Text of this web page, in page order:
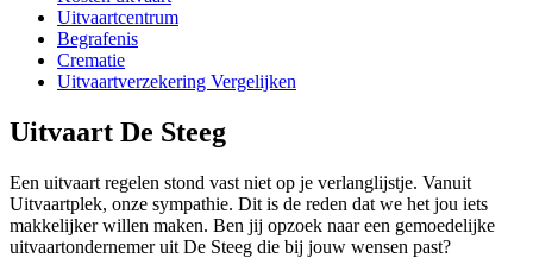
Uitvaartcentrum
Begrafenis
Crematie
Uitvaartverzekering Vergelijken
Uitvaart De Steeg
Een uitvaart regelen stond vast niet op je verlanglijstje. Vanuit
Uitvaartplek, onze sympathie. Dit is de reden dat we het jou iets
makkelijker willen maken. Ben jij opzoek naar een gemoedelijke
uitvaartondernemer uit De Steeg die bij jouw wensen past?